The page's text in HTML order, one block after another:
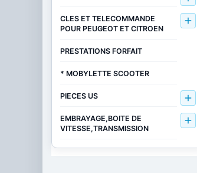
CLES ET TELECOMMANDE
POUR PEUGEOT ET CITROEN

PRESTATIONS FORFAIT
* MOBYLETTE SCOOTER
PIECES US 
EMBRAYAGE,BOITE DE
VITESSE,TRANSMISSION
